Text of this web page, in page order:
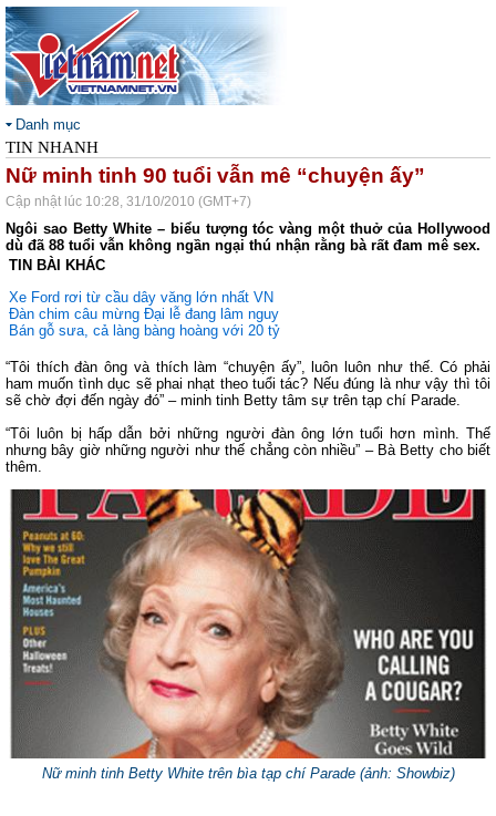
Danh mục
TIN NHANH
Nữ minh tinh 90 tuổi vẫn mê “chuyện ấy”
Cập nhật lúc 10:28, 31/10/2010 (GMT+7)
Ngôi sao Betty White – biểu tượng tóc vàng một thuở của Hollywood
dù đã 88 tuổi vẫn không ngần ngại thú nhận rằng bà rất đam mê sex.
TIN BÀI KHÁC
Xe Ford rơi từ cầu dây văng lớn nhất VN
Đàn chim câu mừng Đại lễ đang lâm nguy
Bán gỗ sưa, cả làng bàng hoàng với 20 tỷ
“Tôi thích đàn ông và thích làm “chuyện ấy”, luôn luôn như thế. Có phải
ham muốn tình dục sẽ phai nhạt theo tuổi tác? Nếu đúng là như vậy thì tôi
sẽ chờ đợi đến ngày đó” – minh tinh Betty tâm sự trên tạp chí Parade.
“Tôi luôn bị hấp dẫn bởi những người đàn ông lớn tuổi hơn mình. Thế
nhưng bây giờ những người như thế chẳng còn nhiều” – Bà Betty cho biết
thêm.
Nữ minh tinh Betty White trên bìa tạp chí Parade (ảnh: Showbiz)